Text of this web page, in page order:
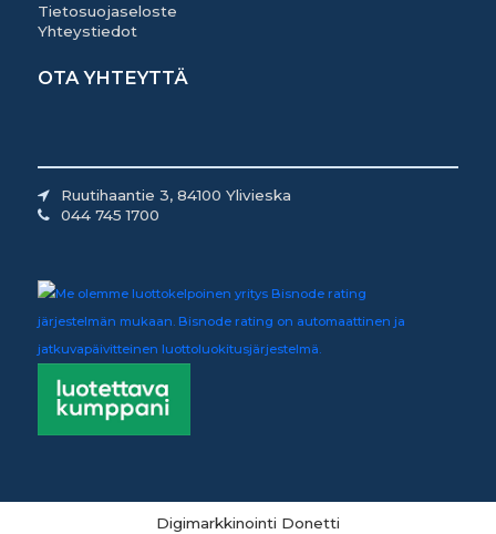
Tietosuojaseloste
Yhteystiedot
OTA YHTEYTTÄ
Ruutihaantie 3, 84100 Ylivieska
044 745 1700
Digimarkkinointi Donetti